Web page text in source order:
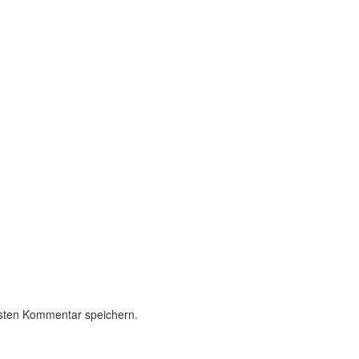
Kommentar speichern.